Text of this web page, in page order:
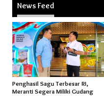
News Feed
Penghasil Sagu Terbesar RI,
Meranti Segera Miliki Gudang